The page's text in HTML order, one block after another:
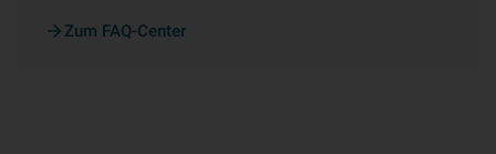
Zum FAQ-Center